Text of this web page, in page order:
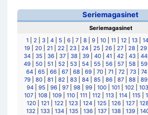
Seriemagasinet
Seriemagasinet
1
2 3 4 5 6 7 8 9 10 11 12 13 14
19
20 21 22 23 24 25 26 27 28 29
34| 35 36| 37| 38| 39| 40| 41 42 43| 44
49
50 51 52 53 54 55 56 57 58 59
64| 65 66| 67| 68| 69| 70| 71 72 73| 74|
79| 80| 81 82 83| 84| 85 86| 87| 88| 89
94| 95 96| 97| 98| 99| 100| 101 102 103
107
108 109 110 111 112 113 114 115
120
121 122 123 124 125 126 127
132
133 134 135 136 137 138 139